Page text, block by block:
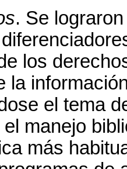
. Se
los
la
el tema
manejo
más